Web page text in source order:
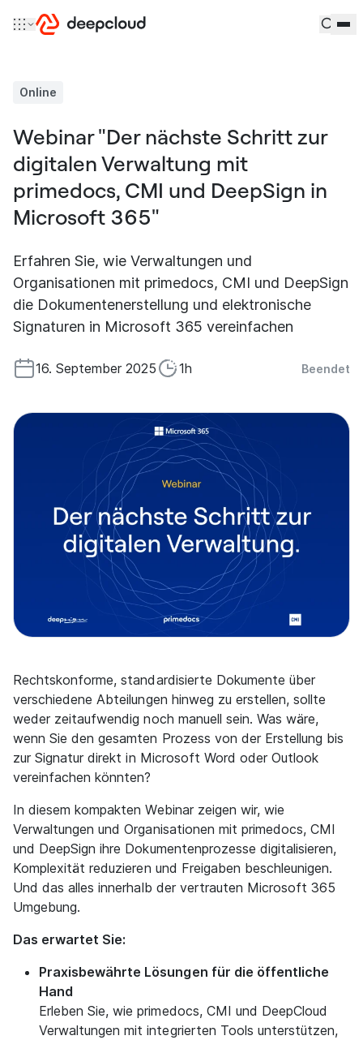
Online
Webinar "Der nächste Schritt zur
digitalen Verwaltung mit
primedocs, CMI und DeepSign in
Microsoft 365"
Erfahren Sie, wie Verwaltungen und
Organisationen mit primedocs, CMI und DeepSign
die Dokumentenerstellung und elektronische
Signaturen in Microsoft 365 vereinfachen
16. September 2025 1h Beendet
Rechtskonforme, standardisierte Dokumente über
verschiedene Abteilungen hinweg zu erstellen, sollte
weder zeitaufwendig noch manuell sein. Was wäre,
wenn Sie den gesamten Prozess von der Erstellung bis
zur Signatur direkt in Microsoft Word oder Outlook
vereinfachen könnten?
In diesem kompakten Webinar zeigen wir, wie
Verwaltungen und Organisationen mit primedocs, CMI
und DeepSign ihre Dokumentenprozesse digitalisieren,
Komplexität reduzieren und Freigaben beschleunigen.
Und das alles innerhalb der vertrauten Microsoft 365
Umgebung.
Das erwartet Sie:
Praxisbewährte Lösungen für die öffentliche
Hand
Erleben Sie, wie primedocs, CMI und DeepCloud
Verwaltungen mit integrierten Tools unterstützen,